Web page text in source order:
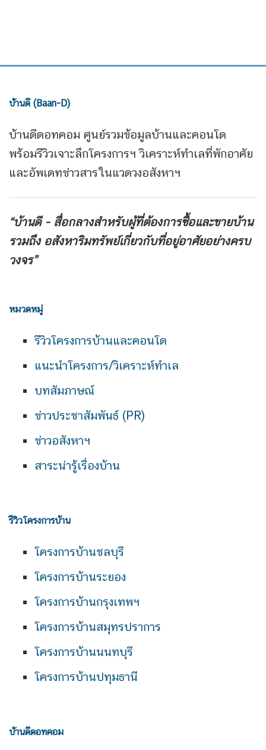
บ้านดี (Baan-D)
บ้านดีดอทคอม ศูนย์รวมข้อมูลบ้านและคอนโด
พร้อมรีวิวเจาะลึกโครงการฯ วิเคราะห์ทำเลที่พักอาศัย
และอัพเดทข่าวสารในแวดวงอสังหาฯ
“บ้านดี - สื่อกลางสำหรับผู้ที่ต้องการซื้อและขายบ้าน
รวมถึง อสังหาริมทรัพย์เกี่ยวกับที่อยู่อาศัยอย่างครบ
วงจร”
หมวดหมู่
รีวิวโครงการบ้านและคอนโด
แนะนำโครงการ/วิเคราะห์ทำเล
บทสัมภาษณ์
ข่าวประชาสัมพันธ์ (PR)
ข่าวอสังหาฯ
สาระน่ารู้เรื่องบ้าน
รีวิวโครงการบ้าน
โครงการบ้านชลบุรี
โครงการบ้านระยอง
โครงการบ้านกรุงเทพฯ
โครงการบ้านสมุทรปราการ
โครงการบ้านนนทบุรี
โครงการบ้านปทุมธานี
บ้านดีดอทคอม